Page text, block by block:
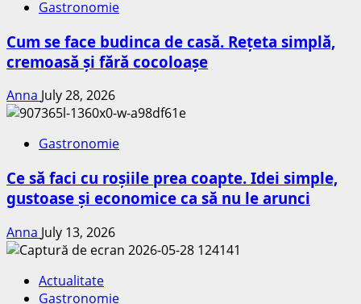
Gastronomie
Cum se face budinca de casă. Rețeta simplă,
cremoasă și fără cocoloașe
Anna July 28, 2026
Gastronomie
Ce să faci cu roșiile prea coapte. Idei simple,
gustoase și economice ca să nu le arunci
Anna July 13, 2026
Actualitate
Gastronomie